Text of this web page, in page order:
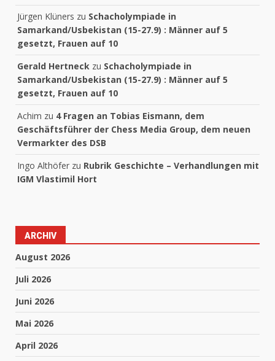
Jürgen Klüners zu Schacholympiade in
Samarkand/Usbekistan (15-27.9) : Männer auf 5
gesetzt, Frauen auf 10
Gerald Hertneck zu Schacholympiade in
Samarkand/Usbekistan (15-27.9) : Männer auf 5
gesetzt, Frauen auf 10
Achim zu 4 Fragen an Tobias Eismann, dem
Geschäftsführer der Chess Media Group, dem neuen
Vermarkter des DSB
Ingo Althöfer zu Rubrik Geschichte – Verhandlungen mit
IGM Vlastimil Hort
ARCHIV
August 2026
Juli 2026
Juni 2026
Mai 2026
April 2026